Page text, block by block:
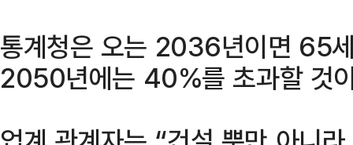
통계청은 오는 2036년이면 65
2050년에는 40%를 초과할 것